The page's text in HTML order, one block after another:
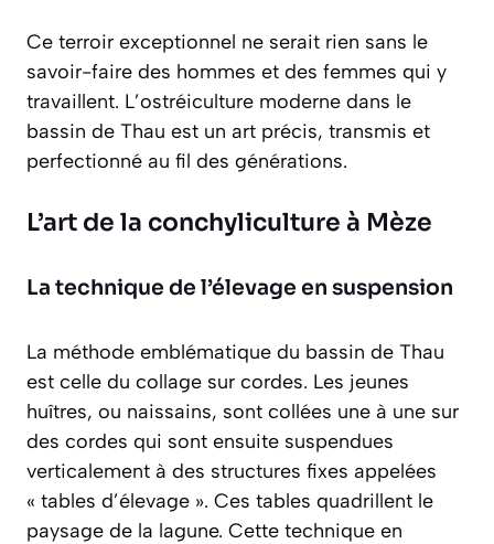
Ce terroir exceptionnel ne serait rien sans le
savoir-faire des hommes et des femmes qui y
travaillent. L’ostréiculture moderne dans le
bassin de Thau est un art précis, transmis et
perfectionné au fil des générations.
L’art de la conchyliculture à Mèze
La technique de l’élevage en suspension
La méthode emblématique du bassin de Thau
est celle du collage sur cordes. Les jeunes
huîtres, ou naissains, sont collées une à une sur
des cordes qui sont ensuite suspendues
verticalement à des structures fixes appelées
« tables d’élevage ». Ces tables quadrillent le
paysage de la lagune. Cette technique en